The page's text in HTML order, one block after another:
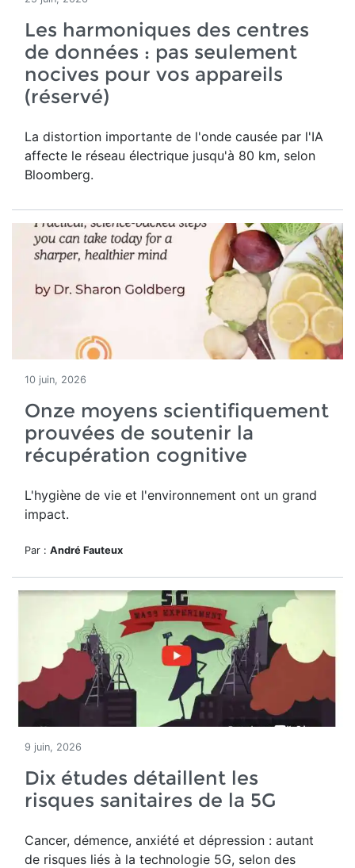
Les harmoniques des centres
de données : pas seulement
nocives pour vos appareils
(réservé)
La distortion importante de l'onde causée par l'IA
affecte le réseau électrique jusqu'à 80 km, selon
Bloomberg.
10 juin, 2026
Onze moyens scientifiquement
prouvées de soutenir la
récupération cognitive
L'hygiène de vie et l'environnement ont un grand
impact.
Par : André Fauteux
9 juin, 2026
Dix études détaillent les
risques sanitaires de la 5G
Cancer, démence, anxiété et dépression : autant
de risques liés à la technologie 5G, selon des